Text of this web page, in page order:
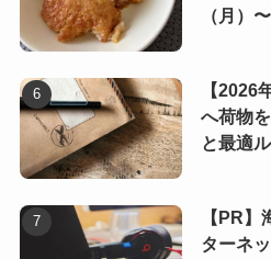
（月）
【2026
へ荷物
と最適
【PR
ターネ